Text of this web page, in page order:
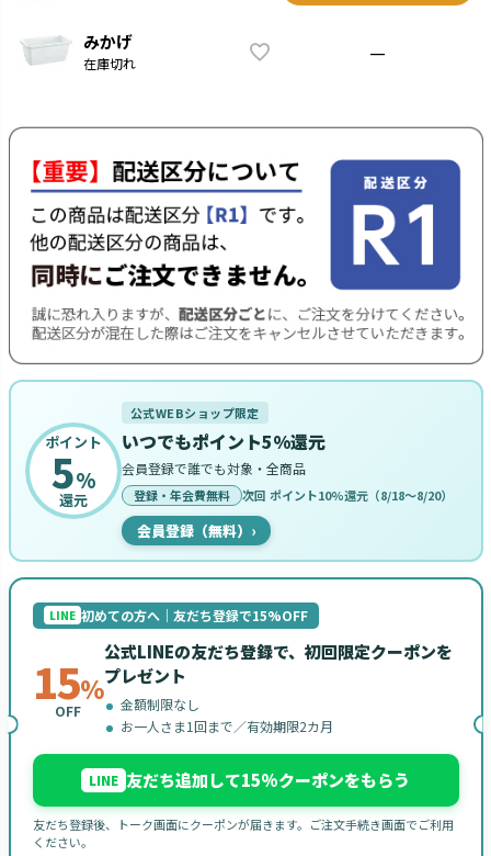
みかげ
在庫切れ —
ポイント
5%
還元
公式WEBショップ限定
いつでもポイント5%還元
会員登録で誰でも対象・全商品
登録・年会費無料 次回 ポイント10%還元（8/18〜8/20）
会員登録（無料） ›
LINE 初めての方へ｜友だち登録で15%OFF
15%
OFF
公式LINEの友だち登録で、初回限定クーポンを
プレゼント
金額制限なし
お一人さま1回まで／有効期限2カ月
LINE 友だち追加して15%クーポンをもらう
友だち登録後、トーク画面にクーポンが届きます。ご注文手続き画面でご利用
ください。